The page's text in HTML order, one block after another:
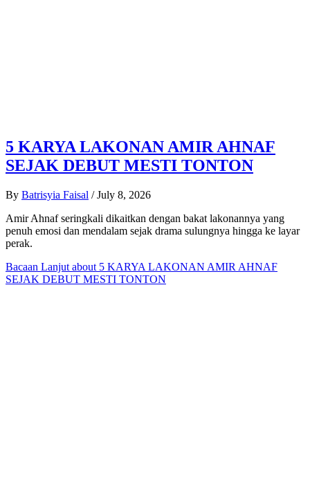
5 KARYA LAKONAN AMIR AHNAF
SEJAK DEBUT MESTI TONTON
By Batrisyia Faisal / July 8, 2026
Amir Ahnaf seringkali dikaitkan dengan bakat lakonannya yang
penuh emosi dan mendalam sejak drama sulungnya hingga ke layar
perak.
Bacaan Lanjut about 5 KARYA LAKONAN AMIR AHNAF
SEJAK DEBUT MESTI TONTON